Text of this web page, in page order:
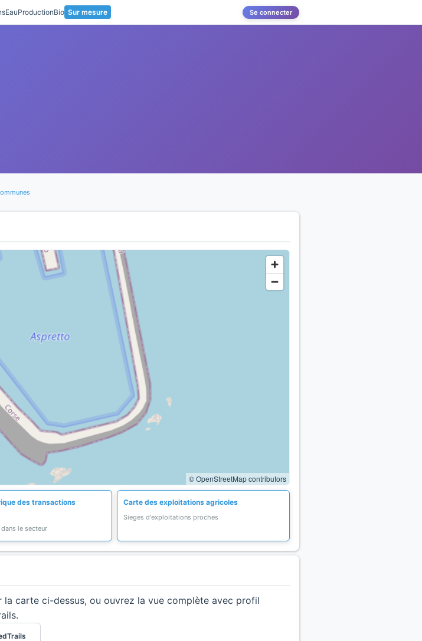
EauProductionBio Sur mesure Se connecter
© OpenStreetMap contributors
des transactions
le secteur
Carte des exploitations agricoles
Sieges d'exploitations proches
carte ci-dessus, ou ouvrez la vue complète avec profil